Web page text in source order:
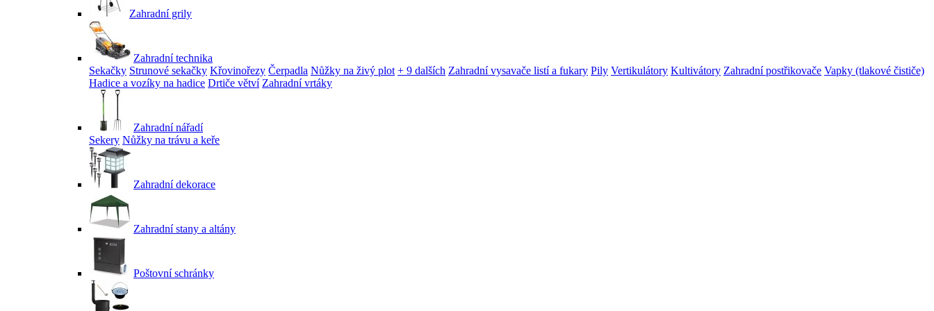
Zahradní grily
Zahradní technika
Sekačky Strunové sekačky Křovinořezy Čerpadla Nůžky na živý plot + 9 dalších Zahradní vysavače listí a fukary Pily Vertikulátory Kultivátory Zahradní postřikovače Vapky (tlakové čističe)
Hadice a vozíky na hadice Drtiče větví Zahradní vrtáky
Zahradní nářadí
Sekery Nůžky na trávu a keře
Zahradní dekorace
Zahradní stany a altány
Poštovní schránky